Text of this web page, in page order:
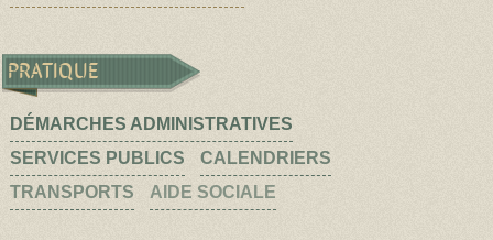
PRATIQUE
DÉMARCHES ADMINISTRATIVES
SERVICES PUBLICS
CALENDRIERS
TRANSPORTS
AIDE SOCIALE